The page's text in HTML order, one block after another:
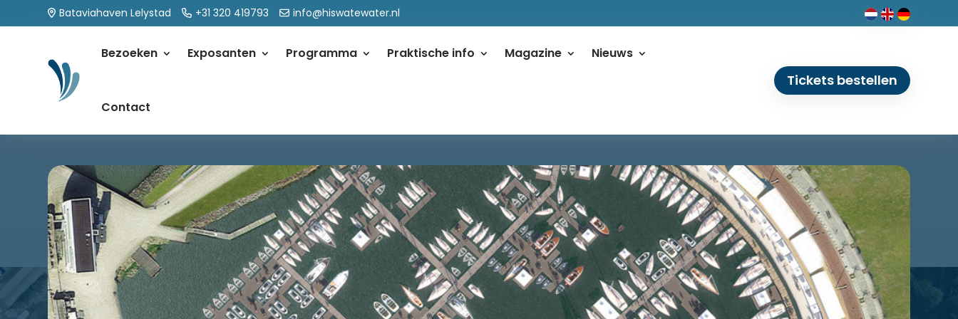
Bataviahaven Lelystad +31 320 419793 info@hiswatewater.nl
Bezoeken Exposanten Programma Praktische info Magazine Nieuws
Contact
Tickets bestellen